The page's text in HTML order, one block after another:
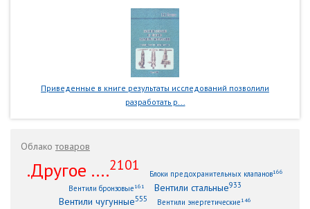
Приведенные в книге результаты исследований позволили
разработать р...
Облакотоваров
.Другое ....2101
Блоки предохранительных клапанов166
Вентили бронзовые161 Вентили стальные933
Вентили чугунные555 Вентили энергетические146